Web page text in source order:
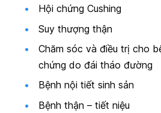
Hội chứng Cushing
Suy thượng thận
Chăm sóc và điều trị cho
chứng do đái tháo đường
Bệnh nội tiết sinh sản
Bệnh thận – tiết niệu